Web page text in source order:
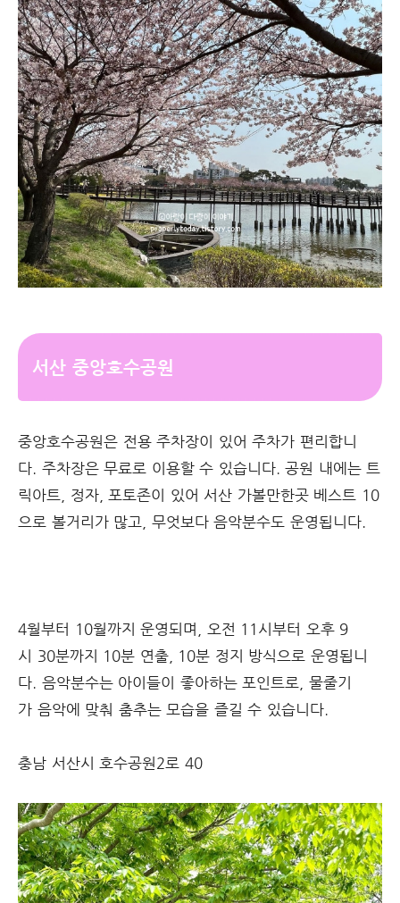
서산 중앙호수공원
중앙호수공원은 전용 주차장이 있어 주차가 편리합니
다. 주차장은 무료로 이용할 수 있습니다. 공원 내에는 트
릭아트, 정자, 포토존이 있어 서산 가볼만한곳 베스트 10
으로 볼거리가 많고, 무엇보다 음악분수도 운영됩니다.
4월부터 10월까지 운영되며, 오전 11시부터 오후 9
시 30분까지 10분 연출, 10분 정지 방식으로 운영됩니
다. 음악분수는 아이들이 좋아하는 포인트로, 물줄기
가 음악에 맞춰 춤추는 모습을 즐길 수 있습니다.
충남 서산시 호수공원2로 40